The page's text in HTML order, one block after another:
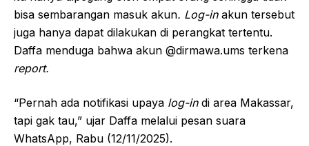
bisa sembarangan masuk akun. Log-in akun tersebut
juga hanya dapat dilakukan di perangkat tertentu.
Daffa menduga bahwa akun @dirmawa.ums terkena
report.
“Pernah ada notifikasi upaya log-indi area Makassar,
tapi gak tau,” ujar Daffa melalui pesan suara
WhatsApp, Rabu (12/11/2025).